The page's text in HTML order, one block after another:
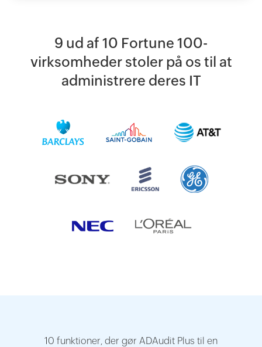
9 ud af 10 Fortune 100-
virksomheder stoler på os til at
administrere deres IT
10 funktioner, der gør ADAudit Plus til en
Ved at klikke på'Send', accepterer du behandling af personlige
data i henhold tilPrivacy Policy.